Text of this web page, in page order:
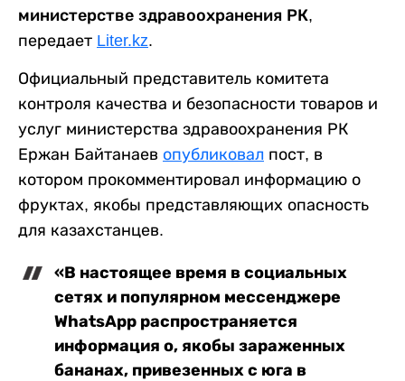
министерстве здравоохранения РК,
передает Liter.kz.
Официальный представитель комитета
контроля качества и безопасности товаров и
услуг министерства здравоохранения РК
Ержан Байтанаев опубликовал пост, в
котором прокомментировал информацию о
фруктах, якобы представляющих опасность
для казахстанцев.
«В настоящее время в социальных
сетях и популярном мессенджере
WhatsApp распространяется
информация о, якобы зараженных
бананах, привезенных с юга в